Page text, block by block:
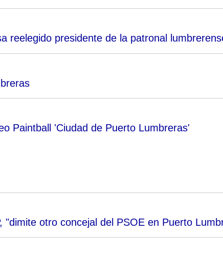
reelegido presidente de la patronal
Paintball 'Ciudad de Puerto Lumbreras'
"dimite otro concejal del PSOE en Puerto